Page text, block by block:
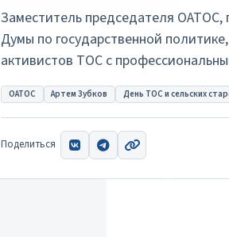
Заместитель председателя
Думы по государственной
активистов ТОС с
ОАТОС Артем Зубков День ТОС и сельских
Поделиться ВКонтакте
TelegramСкопировать